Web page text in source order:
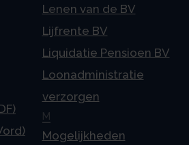
Lenen van de BV
Lijfrente BV
Liquidatie Pensioen BV
Loonadministratie
verzorgen
M
Mogelijkheden